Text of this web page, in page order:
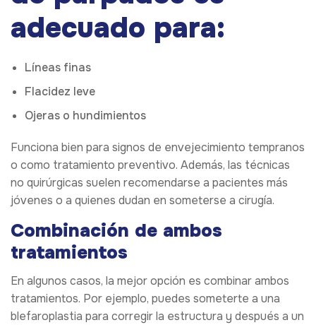
adecuado para:
Líneas finas
Flacidez leve
Ojeras o hundimientos
Funciona bien para signos de envejecimiento tempranos
o como tratamiento preventivo. Además, las técnicas
no quirúrgicas suelen recomendarse a pacientes más
jóvenes o a quienes dudan en someterse a cirugía.
Combinación de ambos
tratamientos
En algunos casos, la mejor opción es combinar ambos
tratamientos. Por ejemplo, puedes someterte a una
blefaroplastia para corregir la estructura y después a un